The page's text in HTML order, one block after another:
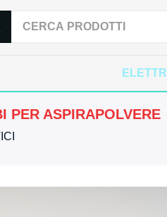
PER ASPIRAPOLVERE